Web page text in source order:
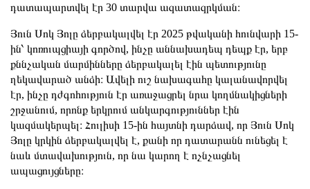
դատապարտվել էր 30 տարվա ազատազրկման։
Յուն Սոկ Յոլը ձերբակալվել էր 2025 թվականի հունվարի 15-
ին՝ կոռուպցիայի գործով, ինչը աննախադեպ դեպք էր, երբ
քննչական մարմինները ձերբակալել էին պետությունը
ղեկավարած անձի։ Ավելի ուշ նախագահը կալանավորվել
էր, ինչը դժգոհություն էր առաջացրել նրա կողմնակիցների
շրջանում, որոնք երկրում անկարգություններ էին
կազմակերպել։ Հուլիսի 15-ին հայտնի դարձավ, որ Յուն Սոկ
Յոլը կրկին ձերբակալվել է, քանի որ դատարանն ունեցել է
նաև մտավախություն, որ նա կարող է ոչնչացնել
ապացույցները։